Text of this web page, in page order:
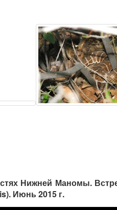
Нижней Маномы.
Июнь 2015 г.